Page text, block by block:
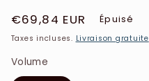
Prix
habituel
€69,84 EUR Épuisé
Taxes incluses. Livraison gratuite
Volume